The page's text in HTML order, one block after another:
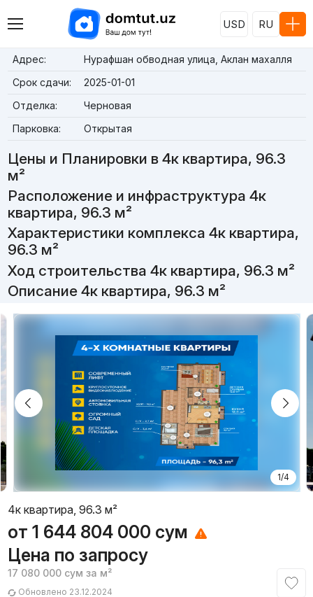
USD RU
Адрес:
Нурафшан обводная улица, Аклан махалля
Срок сдачи:
2025-01-01
Отделка:
Черновая
Парковка:
Открытая
Цены и Планировки в 4к квартира, 96.3
м²
Расположение и инфраструктура 4к
квартира, 96.3 м²
Характеристики комплекса 4к квартира,
96.3 м²
Ход строительства 4к квартира, 96.3 м²
Описание 4к квартира, 96.3 м²
1/4
4к квартира, 96.3 м²
от 1 644 804 000 сум
Цена по запросу
17 080 000 сум за м²
Обновлено 23.12.2024